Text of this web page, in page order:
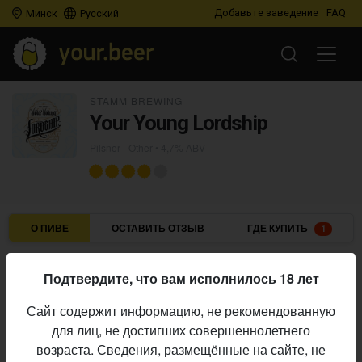
Минск Русский Добавьте заведение FAQ
Your Young Lordship
О ПИВЕ ОСТАВИТЬ ОТЗЫВ ГДЕ КУПИТЬ 1
Пивоварня:
Stamm Brewing
Алкоголь:
4,7%
Начало
выпуска:
10.02.2021
Подтвердите, что вам исполнилось 18 лет
Сайт содержит информацию, не рекомендованную
для лиц, не достигших совершеннолетнего
возраста. Сведения, размещённые на сайте, не